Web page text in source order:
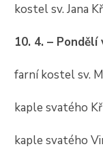
kostel sv. Jana
10. 4. –
farní kostel sv.
kaple svatého
kaple svatého